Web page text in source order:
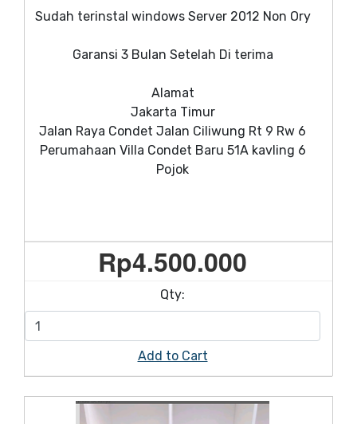
Sudah terinstal windows Server 2012 Non Ory
Garansi 3 Bulan Setelah Di terima
Alamat
Jakarta Timur
Jalan Raya Condet Jalan Ciliwung Rt 9 Rw 6
Perumahaan Villa Condet Baru 51A kavling 6
Pojok
Rp4.500.000
Qty:
Add to Cart